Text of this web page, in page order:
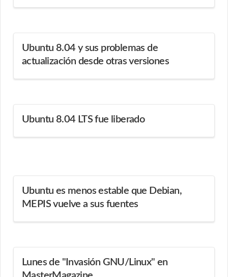
Ubuntu 8.04 y sus problemas de
actualización desde otras versiones
Ubuntu 8.04 LTS fue liberado
Ubuntu es menos estable que Debian,
MEPIS vuelve a sus fuentes
Lunes de "Invasión GNU/Linux" en